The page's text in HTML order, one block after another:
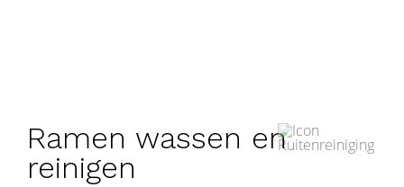
Ramen wassen en
reinigen